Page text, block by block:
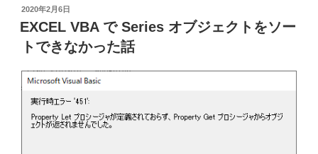
イ
ン
E2D3
を
イ
ン
ス
ト
投
稿
日:
2020年2月6日
EXCEL VBA で Series オブジェクトをソー
トできなかった話